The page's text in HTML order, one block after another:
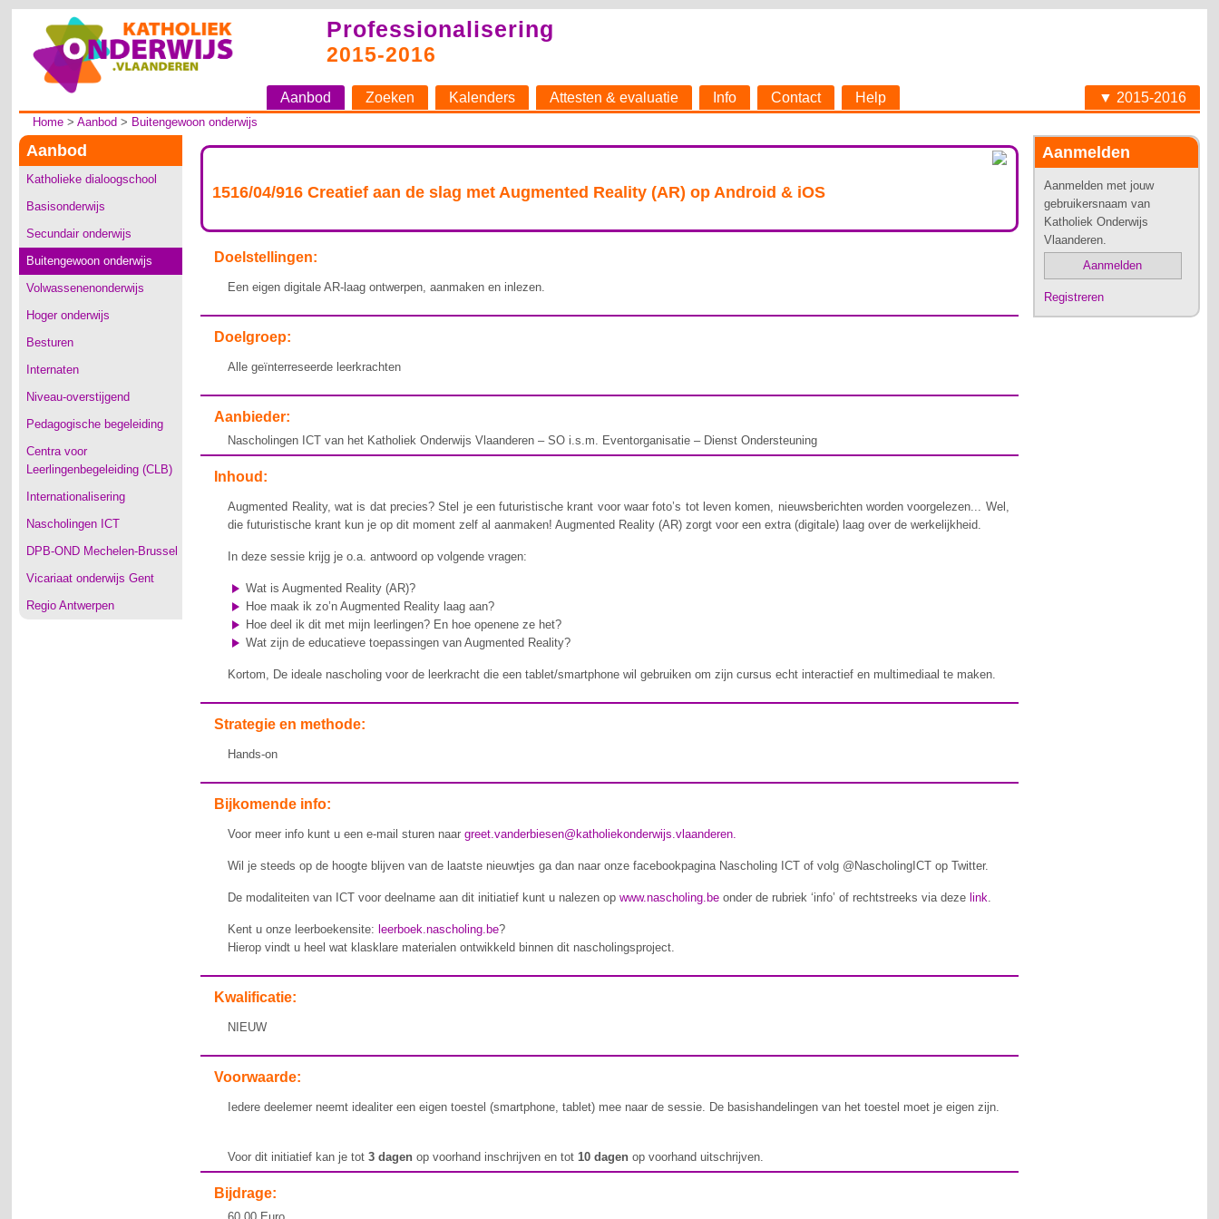
Professionalisering
2015-2016
Aanbod Zoeken Kalenders Attesten & evaluatie Info Contact Help ▼ 2015-2016
Home >Aanbod > Buitengewoon onderwijs
Aanbod
Katholieke dialoogschool
Basisonderwijs
Secundair onderwijs
Buitengewoon onderwijs
Volwassenenonderwijs
Hoger onderwijs
Besturen
Internaten
Niveau-overstijgend
Pedagogische begeleiding
Centra voor
Leerlingenbegeleiding (CLB)
Internationalisering
Nascholingen ICT
DPB-OND Mechelen-Brussel
Vicariaat onderwijs Gent
Regio Antwerpen
Aanmelden
Aanmelden met jouw
gebruikersnaam van
Katholiek Onderwijs
Vlaanderen.
Aanmelden
Registreren
1516/04/916 Creatief aan de slag met Augmented Reality (AR) op Android & iOS
Doelstellingen:
Een eigen digitale AR-laag ontwerpen, aanmaken en inlezen.
Doelgroep:
Alle geïnterreseerde leerkrachten
Aanbieder:
Nascholingen ICT van het Katholiek Onderwijs Vlaanderen – SO i.s.m. Eventorganisatie – Dienst Ondersteuning
Inhoud:
Augmented Reality, wat is dat precies? Stel je een futuristische krant voor waar foto’s tot leven komen, nieuwsberichten worden voorgelezen... Wel,
die futuristische krant kun je op dit moment zelf al aanmaken! Augmented Reality (AR) zorgt voor een extra (digitale) laag over de werkelijkheid.
In deze sessie krijg je o.a. antwoord op volgende vragen:
Wat is Augmented Reality (AR)?
Hoe maak ik zo’n Augmented Reality laag aan?
Hoe deel ik dit met mijn leerlingen? En hoe openene ze het?
Wat zijn de educatieve toepassingen van Augmented Reality?
Kortom, De ideale nascholing voor de leerkracht die een tablet/smartphone wil gebruiken om zijn cursus echt interactief en multimediaal te maken.
Strategie en methode:
Hands-on
Bijkomende info:
Voor meer info kunt u een e-mail sturen naargreet.vanderbiesen@katholiekonderwijs.vlaanderen.
Wil je steeds op de hoogte blijven van de laatste nieuwtjes ga dan naar onze facebookpagina Nascholing ICT of volg @NascholingICT op Twitter.
De modaliteiten van ICT voor deelname aan dit initiatief kunt u nalezen opwww.nascholing.be onder de rubriek ‘info’ of rechtstreeks via deze link.
Kent u onze leerboekensite: leerboek.nascholing.be?
Hierop vindt u heel wat klasklare materialen ontwikkeld binnen dit nascholingsproject.
Kwalificatie:
NIEUW
Voorwaarde:
Iedere deelemer neemt idealiter een eigen toestel (smartphone, tablet) mee naar de sessie. De basishandelingen van het toestel moet je eigen zijn.
Voor dit initiatief kan je tot3 dagen op voorhand inschrijven en tot10 dagenop voorhand uitschrijven.
Bijdrage: